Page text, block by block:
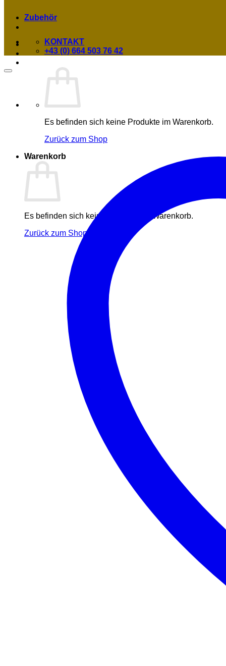
Es befinden sich keine Produkte im Warenkorb.
Zurück zum Shop
Warenkorb
Es befinden sich keine Produkte im Warenkorb.
Zurück zum Shop
Zubehör
KONTAKT
+43 (0) 664 503 76 42